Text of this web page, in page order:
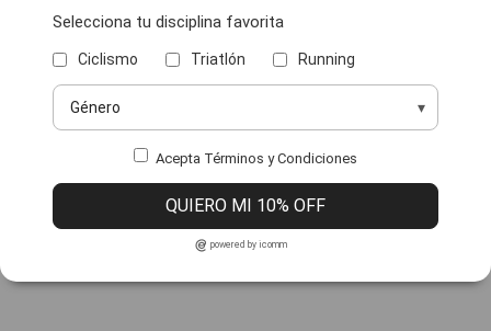
Selecciona tu disciplina favorita
Ciclismo Triatlón Running
Acepta Términos y Condiciones
QUIERO MI 10% OFF
powered by icomm